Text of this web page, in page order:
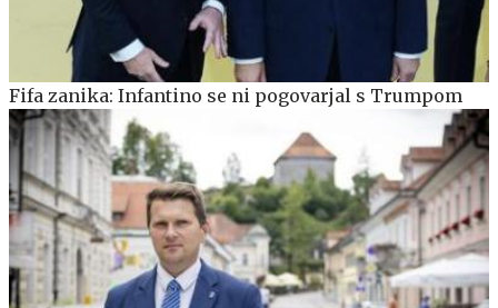
Fifa zanika: Infantino se ni pogovarjal s Trumpom